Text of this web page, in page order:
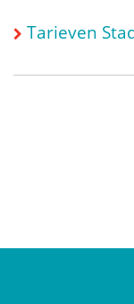
Tarieven